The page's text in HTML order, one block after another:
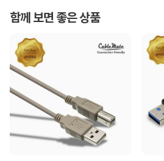
함께 보면 좋은 상품